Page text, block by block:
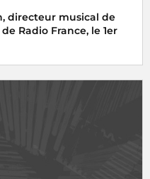
directeur musical de
Radio France, le 1er